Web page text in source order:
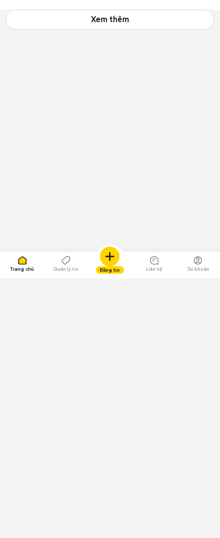
Trang chủ Quản lý tin Đăng tin Liên hệ Tài khoản
Xem thêm